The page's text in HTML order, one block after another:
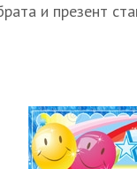
и презент